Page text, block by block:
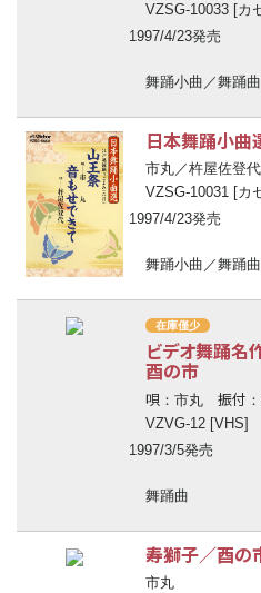
VZSG-10033 [カ
1997/4/23発売
舞踊小曲／舞踊曲
日本舞踊小曲
市丸／杵屋佐登代
VZSG-10031 [カ
1997/4/23発売
舞踊小曲／舞踊曲
在庫僅少
ビデオ舞踊
酉の市
唄 ：市丸 振付
VZVG-12 [VHS]
1997/3/5発売
舞踊曲
寿獅子／酉の
市丸